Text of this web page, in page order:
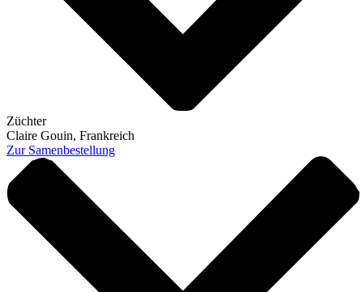
Züchter
Claire Gouin, Frankreich
Zur Samenbestellung